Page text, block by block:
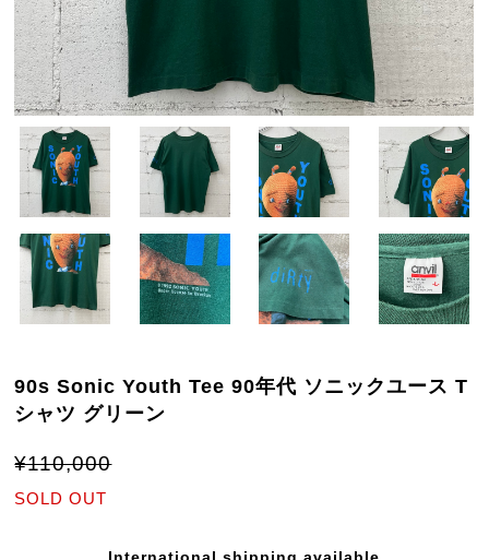
90s Sonic Youth Tee 90年代 ソニックユース T
シャツ グリーン
¥110,000
SOLD OUT